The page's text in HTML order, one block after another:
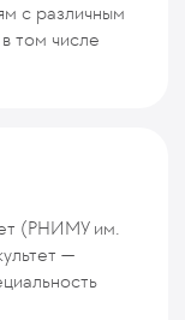
с различным
том числе
(РНИМУ им.
—